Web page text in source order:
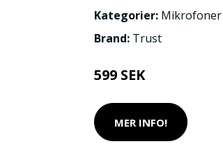
Kategorier: Mikrofoner
Brand: Trust
599 SEK
MER INFO!